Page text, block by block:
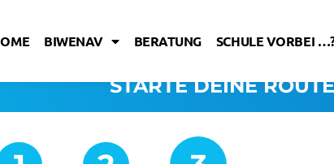
BIWENAV BERATUNG SCHULE VORBEI
STARTE DEINE